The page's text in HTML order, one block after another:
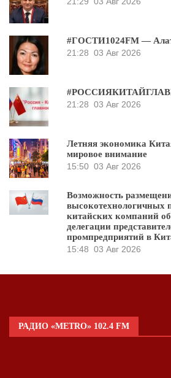
#ГОСТИ1024FM —
21:28 03 Авг 2026
21:28 03 Авг 2026
Летняя экономика
мировое внимание
15:50 03 Авг 2026
Возможность
высокотехнологичных
китайских компаний
делегации
промпредприятий в
15:48 03 Авг 2026
РАДИО «METRO» 102.4 FM